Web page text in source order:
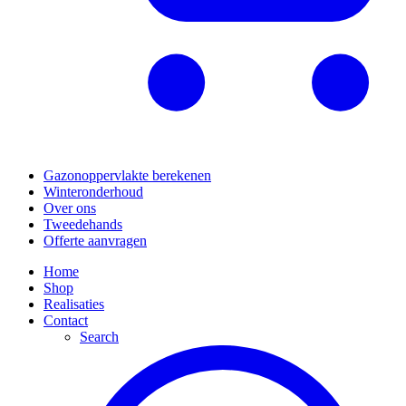
Gazonoppervlakte berekenen
Winteronderhoud
Over ons
Tweedehands
Offerte aanvragen
Home
Shop
Realisaties
Contact
Search